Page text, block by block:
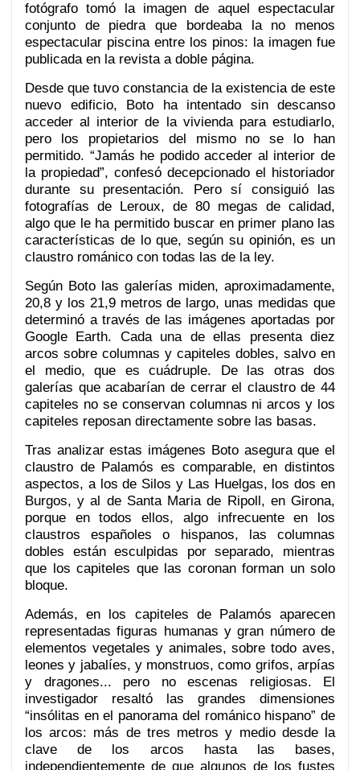
fotógrafo tomó la imagen de aquel espectacular
conjunto de piedra que bordeaba la no menos
espectacular piscina entre los pinos: la imagen fue
publicada en la revista a doble página.
Desde que tuvo constancia de la existencia de este
nuevo edificio, Boto ha intentado sin descanso
acceder al interior de la vivienda para estudiarlo,
pero los propietarios del mismo no se lo han
permitido. “Jamás he podido acceder al interior de
la propiedad”, confesó decepcionado el historiador
durante su presentación. Pero sí consiguió las
fotografías de Leroux, de 80 megas de calidad,
algo que le ha permitido buscar en primer plano las
características de lo que, según su opinión, es un
claustro románico con todas las de la ley.
Según Boto las galerías miden, aproximadamente,
20,8 y los 21,9 metros de largo, unas medidas que
determinó a través de las imágenes aportadas por
Google Earth. Cada una de ellas presenta diez
arcos sobre columnas y capiteles dobles, salvo en
el medio, que es cuádruple. De las otras dos
galerías que acabarían de cerrar el claustro de 44
capiteles no se conservan columnas ni arcos y los
capiteles reposan directamente sobre las basas.
Tras analizar estas imágenes Boto asegura que el
claustro de Palamós es comparable, en distintos
aspectos, a los de Silos y Las Huelgas, los dos en
Burgos, y al de Santa Maria de Ripoll, en Girona,
porque en todos ellos, algo infrecuente en los
claustros españoles o hispanos, las columnas
dobles están esculpidas por separado, mientras
que los capiteles que las coronan forman un solo
bloque.
Además, en los capiteles de Palamós aparecen
representadas figuras humanas y gran número de
elementos vegetales y animales, sobre todo aves,
leones y jabalíes, y monstruos, como grifos, arpías
y dragones... pero no escenas religiosas. El
investigador resaltó las grandes dimensiones
“insólitas en el panorama del románico hispano” de
los arcos: más de tres metros y medio desde la
clave de los arcos hasta las bases,
independientemente de que algunos de los fustes